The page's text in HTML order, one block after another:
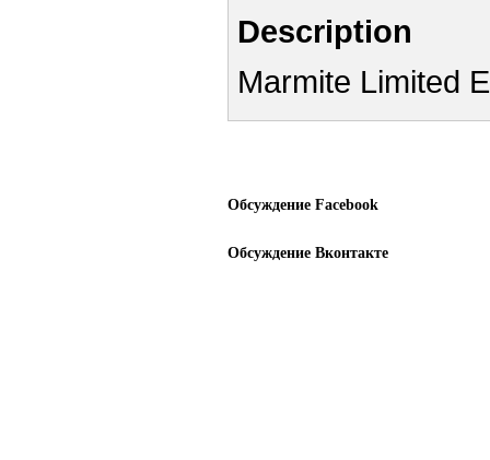
Description
Marmite Limited
Обсуждение Facebook
Обсуждение Вконтакте